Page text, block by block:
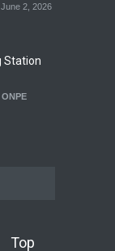
June 2, 2026
Station
ONPE
DNI
Top